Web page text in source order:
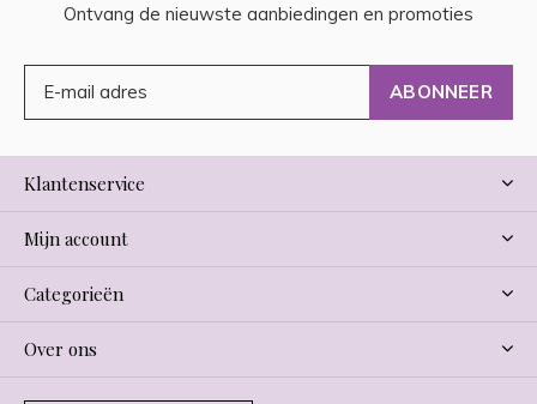
Ontvang de nieuwste aanbiedingen en promoties
ABONNEER
Klantenservice
Mijn account
Categorieën
Over ons